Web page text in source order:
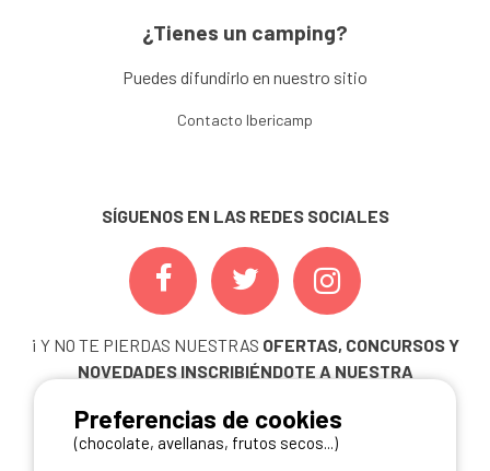
¿Tienes un camping?
Puedes difundirlo en nuestro sitio
Contacto Ibericamp
SÍGUENOS EN LAS REDES SOCIALES
¡ Y NO TE PIERDAS NUESTRAS OFERTAS, CONCURSOS Y
NOVEDADES INSCRIBIÉNDOTE A NUESTRA
ME INSCRIBO
Preferencias de cookies
(chocolate, avellanas, frutos secos...)